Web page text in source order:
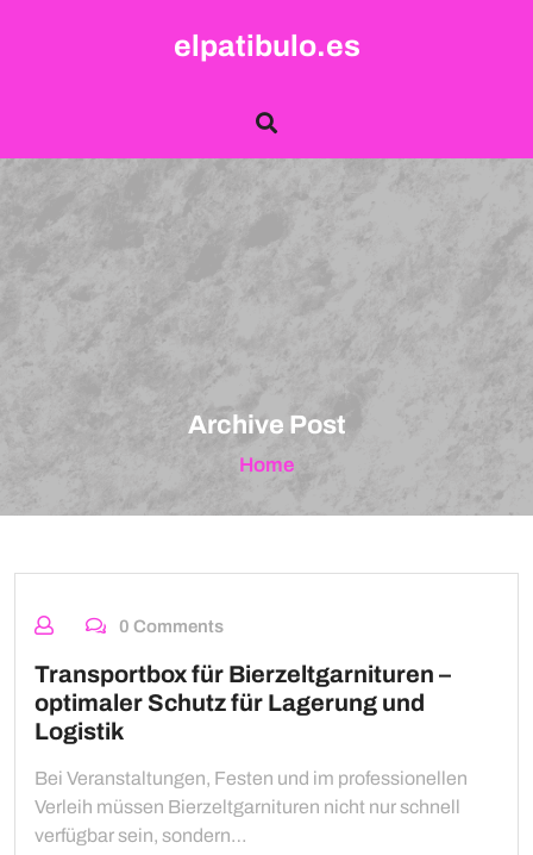
elpatibulo.es
Archive Post
Home
0 Comments
Transportbox für Bierzeltgarnituren –
optimaler Schutz für Lagerung und
Logistik
Bei Veranstaltungen, Festen und im professionellen
Verleih müssen Bierzeltgarnituren nicht nur schnell
verfügbar sein, sondern…